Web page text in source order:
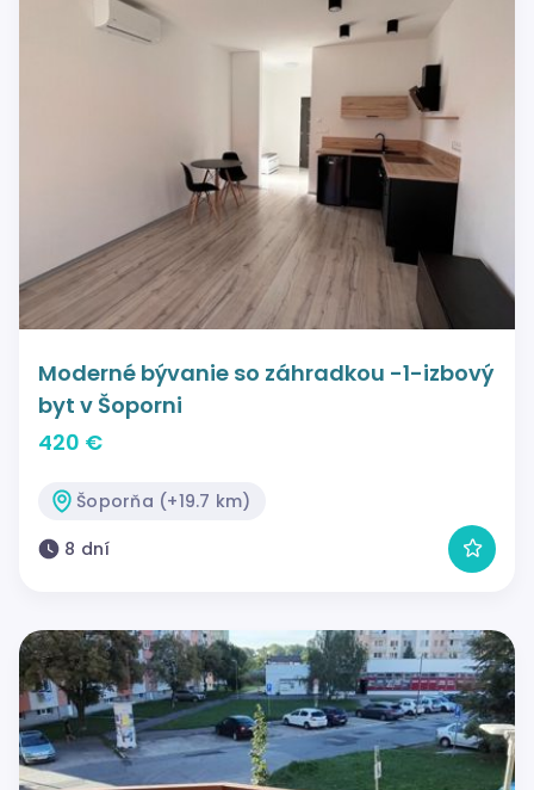
Moderné bývanie so záhradkou -1-izbový
byt v Šoporni
420 €
Šoporňa (+19.7 km)
8 dní